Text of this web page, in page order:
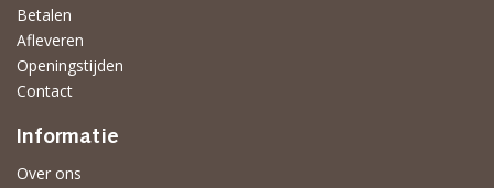
Betalen
Afleveren
Openingstijden
Contact
Informatie
Over ons